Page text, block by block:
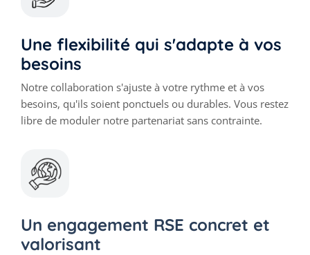
Une flexibilité qui s'adapte à vos
besoins
Notre collaboration s'ajuste à votre rythme et à vos
besoins, qu'ils soient ponctuels ou durables. Vous restez
libre de moduler notre partenariat sans contrainte.
Un engagement RSE concret et
valorisant